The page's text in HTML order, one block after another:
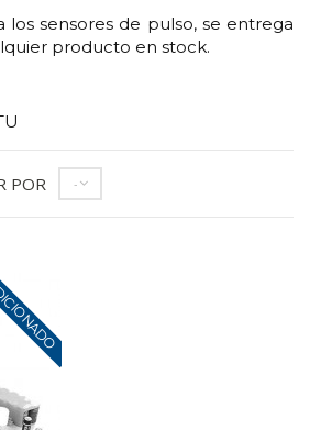
los sensores de pulso, se entrega
producto en stock.
POR --